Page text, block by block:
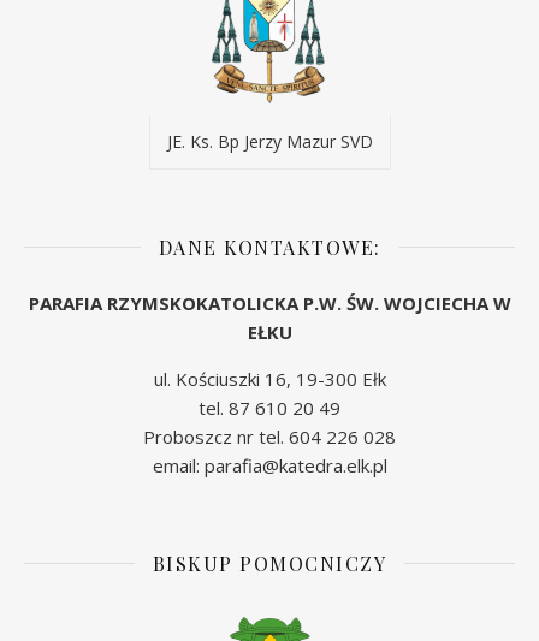
JE. Ks. Bp Jerzy Mazur SVD
DANE KONTAKTOWE:
PARAFIA RZYMSKOKATOLICKA P.W. ŚW. WOJCIECHA W
EŁKU
ul. Kościuszki 16, 19-300 Ełk
tel. 87 610 20 49
Proboszcz nr tel. 604 226 028
email: parafia@katedra.elk.pl
BISKUP POMOCNICZY